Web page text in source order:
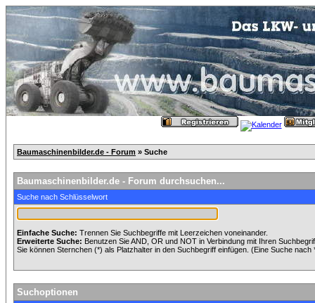
Baumaschinenbilder.de - Forum » Suche
Baumaschinenbilder.de - Forum durchsuchen...
Suche nach Schlüsselwort
Einfache Suche: Trennen Sie Suchbegriffe mit Leerzeichen voneinander.
Erweiterte Suche: Benutzen Sie AND, OR und NOT in Verbindung mit Ihren
Sie können Sternchen (*) als Platzhalter in den Suchbegriff einfügen. (Eine Suche
Suchoptionen